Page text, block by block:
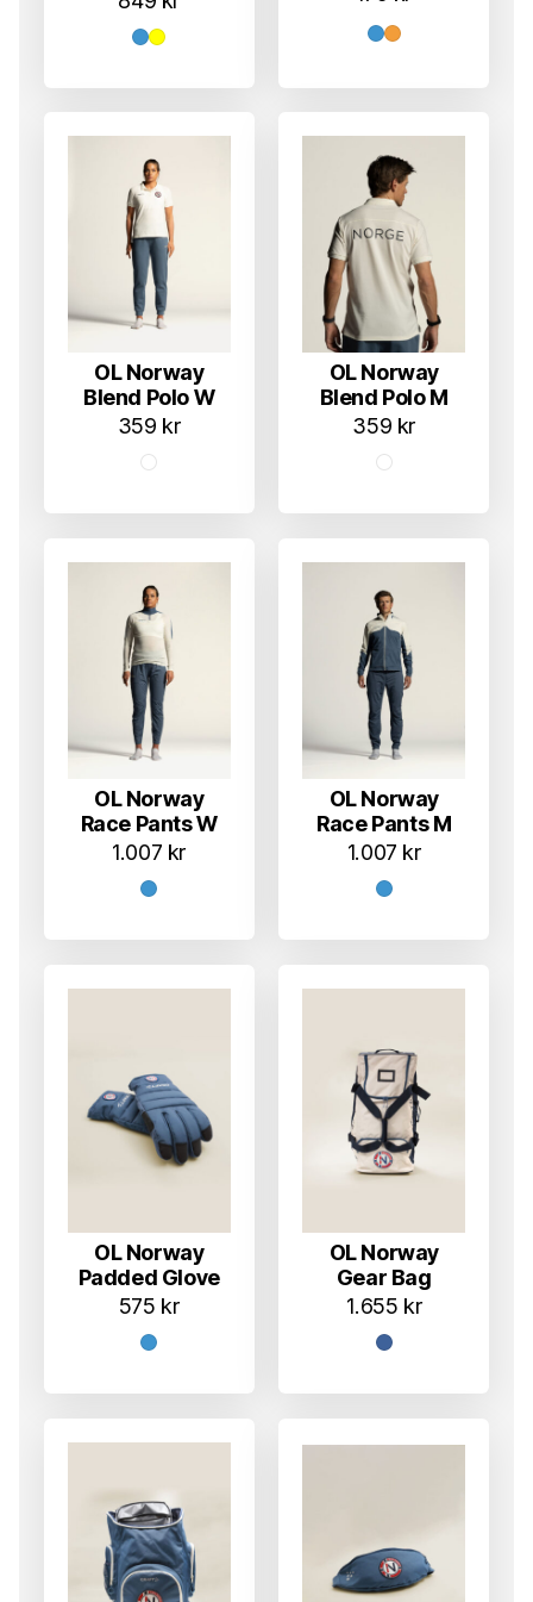
OL Norway
Blend Polo W
359 kr
OL Norway
Blend Polo M
359 kr
OL Norway
Race Pants W
1.007 kr
OL Norway
Race Pants M
1.007 kr
OL Norway
Padded Glove
575 kr
OL Norway
Gear Bag
1.655 kr